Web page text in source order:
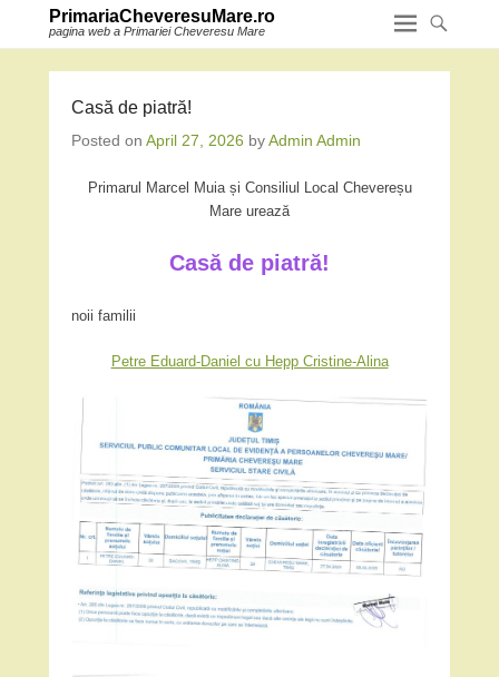
PrimariaCheveresuMare.ro
pagina web a Primariei Cheveresu Mare
Casă de piatră!
Posted on April 27, 2026 byAdmin Admin
Primarul Marcel Muia și Consiliul Local Chevereșu
Mare urează
Casă de piatră!
noii familii
Petre Eduard-Daniel cu Hepp Cristine-Alina